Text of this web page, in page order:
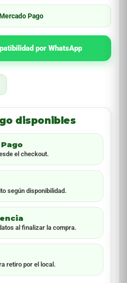
Pago
por WhatsApp
disponibles
el checkout.
según disponibilidad.
al finalizar la compra.
retiro por el local.